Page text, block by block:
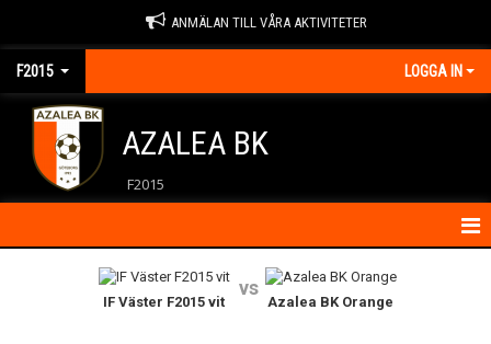
ANMÄLAN TILL VÅRA AKTIVITETER
F2015 LOGGA IN
AZALEA BK
F2015
IF Väster F2015 vit
vs
Azalea BK Orange